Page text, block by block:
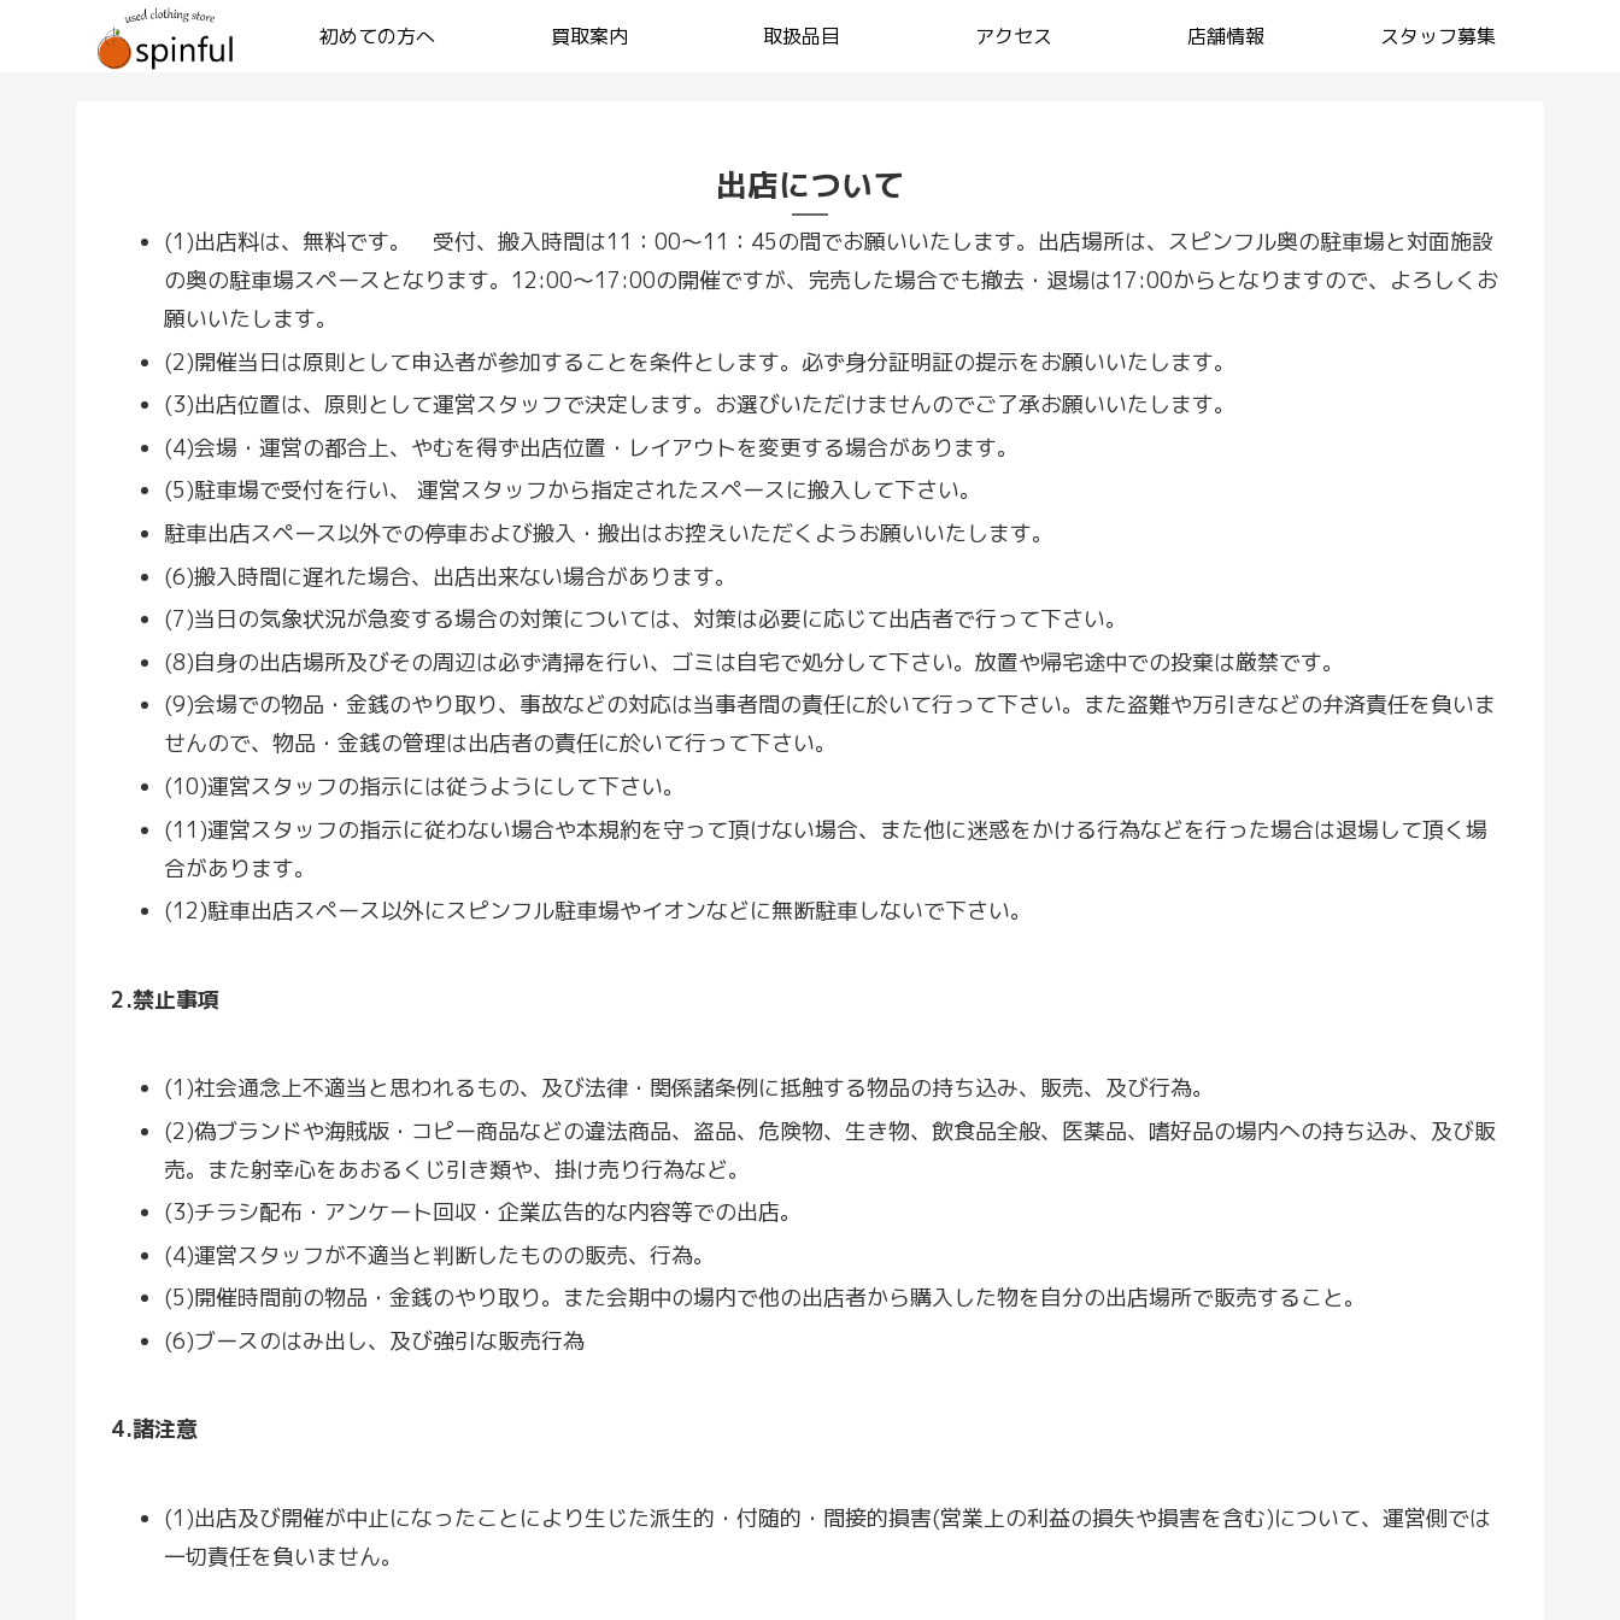
初めての方へ 買取案内 取扱品目 アクセス 店舗情報 スタッフ募集
出店について
(1)出店料は、無料です。 受付、搬入時間は11：00～11：45の間でお願いいたします。出店場所は、スピンフル奥の駐車場と対面施設
の奥の駐車場スペースとなります。12:00～17:00の開催ですが、完売した場合でも撤去・退場は17:00からとなりますので、よろしくお
願いいたします。
(2)開催当日は原則として申込者が参加することを条件とします。必ず身分証明証の提示をお願いいたします。
(3)出店位置は、原則として運営スタッフで決定します。お選びいただけませんのでご了承お願いいたします。
(4)会場・運営の都合上、やむを得ず出店位置・レイアウトを変更する場合があります。
(5)駐車場で受付を行い、 運営スタッフから指定されたスペースに搬入して下さい。
駐車出店スペース以外での停車および搬入・搬出はお控えいただくようお願いいたします。
(6)搬入時間に遅れた場合、出店出来ない場合があります。
(7)当日の気象状況が急変する場合の対策については、対策は必要に応じて出店者で行って下さい。
(8)自身の出店場所及びその周辺は必ず清掃を行い、ゴミは自宅で処分して下さい。放置や帰宅途中での投棄は厳禁です。
(9)会場での物品・金銭のやり取り、事故などの対応は当事者間の責任に於いて行って下さい。また盗難や万引きなどの弁済責任を負いま
せんので、物品・金銭の管理は出店者の責任に於いて行って下さい。
(10)運営スタッフの指示には従うようにして下さい。
(11)運営スタッフの指示に従わない場合や本規約を守って頂けない場合、また他に迷惑をかける行為などを行った場合は退場して頂く場
合があります。
(12)駐車出店スペース以外にスピンフル駐車場やイオンなどに無断駐車しないで下さい。
2.禁止事項
(1)社会通念上不適当と思われるもの、及び法律・関係諸条例に抵触する物品の持ち込み、販売、及び行為。
(2)偽ブランドや海賊版・コピー商品などの違法商品、盗品、危険物、生き物、飲食品全般、医薬品、嗜好品の場内への持ち込み、及び販
売。また射幸心をあおるくじ引き類や、掛け売り行為など。
(3)チラシ配布・アンケート回収・企業広告的な内容等での出店。
(4)運営スタッフが不適当と判断したものの販売、行為。
(5)開催時間前の物品・金銭のやり取り。また会期中の場内で他の出店者から購入した物を自分の出店場所で販売すること。
(6)ブースのはみ出し、及び強引な販売行為
4.諸注意
(1)出店及び開催が中止になったことにより生じた派生的・付随的・間接的損害(営業上の利益の損失や損害を含む)について、運営側では
一切責任を負いません。